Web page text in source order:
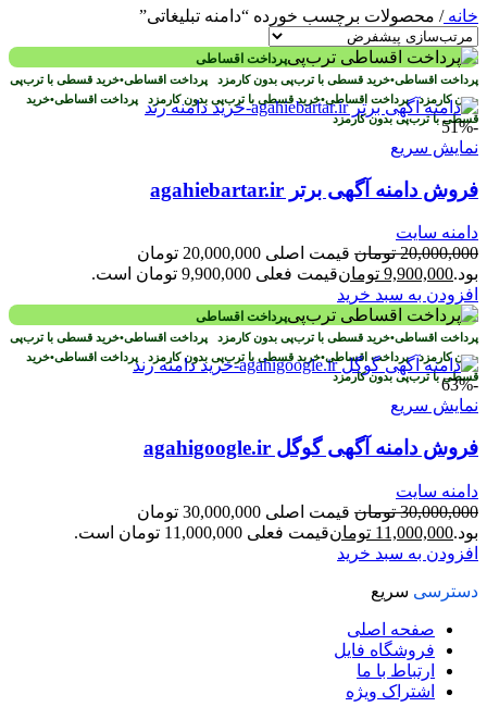
خانه/ محصولات برچسب خورده “دامنه تبلیغاتی”
پرداخت اقساطی
پرداخت اقساطی•خرید قسطی با ترب‌پی بدون کارمزد پرداخت اقساطی•خرید قسطی با ترب‌پی
بدون کارمزدپرداخت اقساطی•خرید قسطی با ترب‌پی بدون کارمزد پرداخت اقساطی•خرید
قسطی با ترب‌پی بدون کارمزد
-51%
نمایش سریع
فروش دامنه آگهی برتر agahiebartar.ir
دامنه سایت
20,000,000 تومان
قیمت اصلی 20,000,000 تومان
بود.9,900,000 تومانقیمت فعلی 9,900,000 تومان است.
افزودن به سبد خرید
پرداخت اقساطی
پرداخت اقساطی•خرید قسطی با ترب‌پی بدون کارمزد پرداخت اقساطی•خرید قسطی با ترب‌پی
بدون کارمزدپرداخت اقساطی•خرید قسطی با ترب‌پی بدون کارمزد پرداخت اقساطی•خرید
قسطی با ترب‌پی بدون کارمزد
-63%
نمایش سریع
فروش دامنه آگهی گوگل agahigoogle.ir
دامنه سایت
30,000,000 تومان
قیمت اصلی 30,000,000 تومان
بود.11,000,000 تومانقیمت فعلی 11,000,000 تومان است.
افزودن به سبد خرید
دسترسی سریع
صفحه اصلی
فروشگاه فایل
ارتباط با ما
اشتراک ویژه